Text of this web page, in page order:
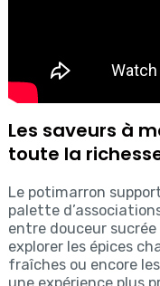
Les saveurs à
toute la
Le potimarron
palette
entre douceur
explorer les épices
fraîches ou encore
une expérience plus